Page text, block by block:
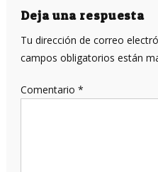
Deja una respuesta
Tu dirección de correo
campos obligatorios están
Comentario *